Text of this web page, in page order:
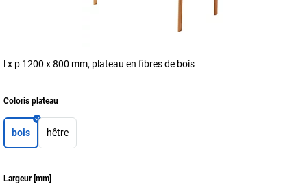
l x p 1200 x 800 mm, plateau en fibres de bois
Coloris plateau
bois hêtre
Largeur[mm]